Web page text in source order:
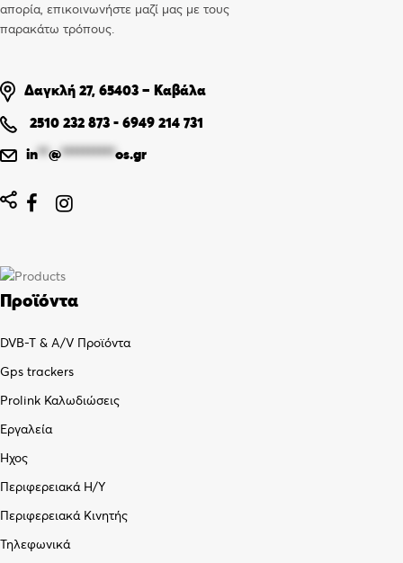
απορία, επικοινωνήστε μαζί μας με τους
παρακάτω τρόπους.
Δαγκλή 27, 65403 – Καβάλα
2510 232 873 - 6949 214 731
in**@**********os.gr
 
Προϊόντα
DVB-T & A/V Προϊόντα
Gps trackers
Prolink Καλωδιώσεις
Εργαλεία
Ήχος
Περιφερειακά Η/Υ
Περιφερειακά Κινητής
Τηλεφωνικά